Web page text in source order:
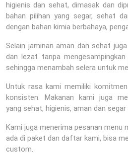
higienis dan sehat, dimasak dan
bahan pilihan yang segar, sehat
dengan bahan kimia berbahaya,
Selain jaminan aman dan sehat
dan lezat tanpa
sehingga menambah selera untuk
Untuk rasa kami memiliki
konsisten. Makanan kami juga
yang sehat, higienis, aman dan
Kami juga menerima pesanan menu
ada di paket dan daftar kami, bisa
custom.